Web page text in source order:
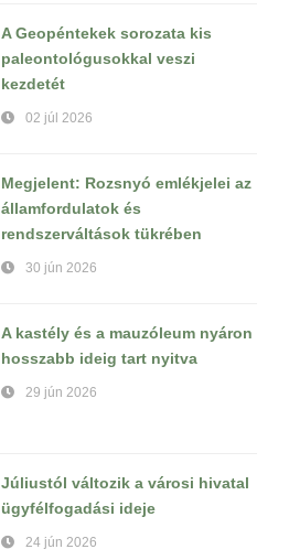
A Geopéntekek sorozata kis
paleontológusokkal veszi
kezdetét
02 júl 2026
Megjelent: Rozsnyó emlékjelei az
államfordulatok és
rendszerváltások tükrében
30 jún 2026
A kastély és a mauzóleum nyáron
hosszabb ideig tart nyitva
29 jún 2026
Júliustól változik a városi hivatal
ügyfélfogadási ideje
24 jún 2026